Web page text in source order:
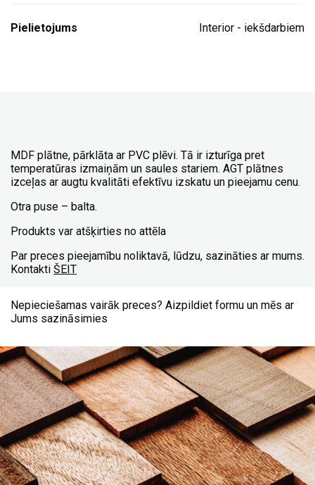
Pielietojums Interior - iekšdarbiem
MDF plātne, pārklāta ar PVC plēvi. Tā ir izturīga pret
temperatūras izmaiņām un saules stariem. AGT plātnes
izceļas ar augtu kvalitāti efektīvu izskatu un pieejamu cenu.
Otra puse – balta.
Produkts var atšķirties no attēla
Par preces pieejamību noliktavā, lūdzu, sazināties ar mums.
Kontakti ŠEIT
Nepieciešamas vairāk preces? Aizpildiet formu un mēs ar
Jums sazināsimies